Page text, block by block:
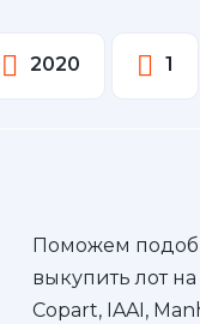
2020 1
Поможем
выкупить лот
Copart, IAAI,